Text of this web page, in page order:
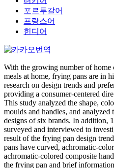
포르투갈어
프랑스어
힌디어
With the growing number of
meals at home, frying pans are in
research on design trends and
providing a consumer-centered
This study analyzed the shape,
moulds and handles, and analyzed
designs of six brands. In addition,
surveyed and interviewed to
result of the frying pan design
pans have curved, achromatic-
achromatic-colored composite
the frying pan and brief